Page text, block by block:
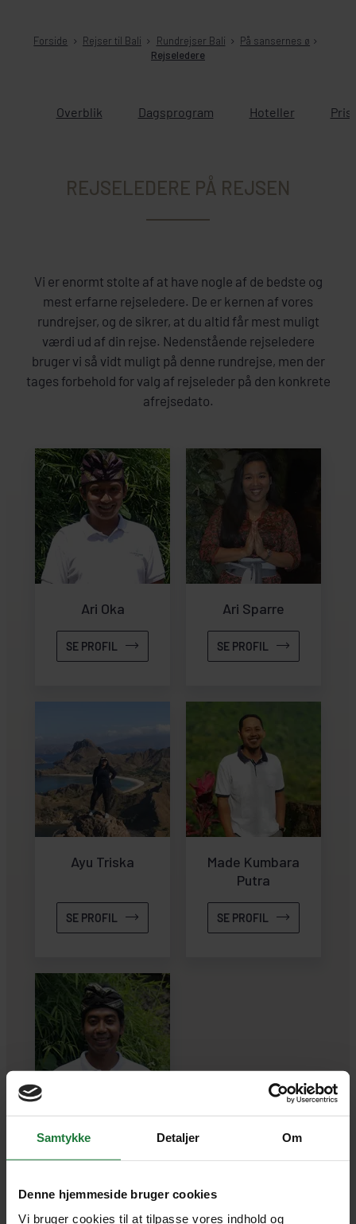
Samtykke Detaljer Om
Denne hjemmeside bruger cookies
Vi bruger cookies til at tilpasse vores indhold og
Forside Rejser til Bali Rundrejser Bali
På sansernes ø
Rejseledere
Overblik Dagsprogram Hoteller
REJSELEDERE PÅ REJSEN
Vi er enormt stolte af at have nogle af de bedste og
mest erfarne rejseledere. De er kernen af vores
rundrejser, og de sikrer, at du altid får mest muligt
værdi ud af din rejse. Nedenstående rejseledere
bruger vi så vidt muligt på denne rundrejse, men der
tages forbehold for valg af rejseleder på den konkrete
afrejsedato.
Ari Oka
SE PROFIL
Ari Sparre
SE PROFIL
Ayu Triska
SE PROFIL
Made Kumbara
Putra
SE PROFIL
Rias Arsana